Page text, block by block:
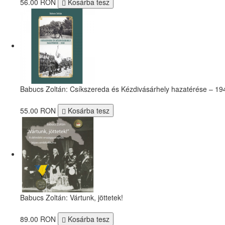
56.00 RON Kosárba tesz
Babucs Zoltán: Csíkszereda és Kézdivásárhely hazatérése –
55.00 RON Kosárba tesz
Babucs Zoltán: Vártunk, jöttetek!
89.00 RON Kosárba tesz